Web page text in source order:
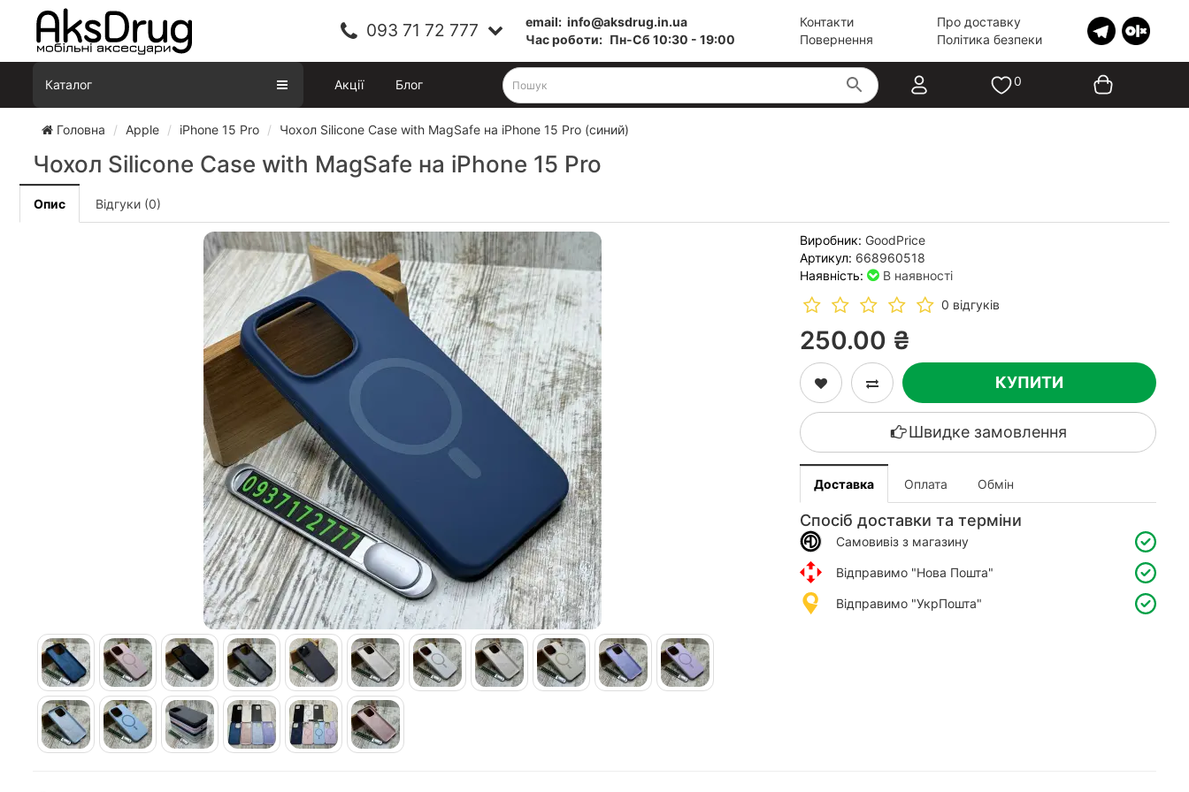
093 71 72 777 email: info@aksdrug.in.ua
Час роботи: Пн-Cб 10:30 - 19:00
Контакти
Повернення
Про доставку
Політика безпеки
Каталог Акції Блог 0
Головна Apple iPhone 15 Pro Чохол Silicone Case with MagSafe на iPhone 15 Pro (синий)
Чохол Silicone Case with MagSafe на iPhone 15 Pro
Опис Відгуки (0)
Виробник: GoodPrice
Артикул: 668960518
Наявність:
В наявності
0 відгуків
250.00 ₴
КУПИТИ
Швидке замовлення
Доставка Оплата Обмін
Спосіб доставки та терміни
Самовивіз з магазину
Відправимо "Нова Пошта"
Відправимо "УкрПошта"